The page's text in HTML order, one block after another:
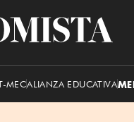
MECALIANZA EDUCATIVA